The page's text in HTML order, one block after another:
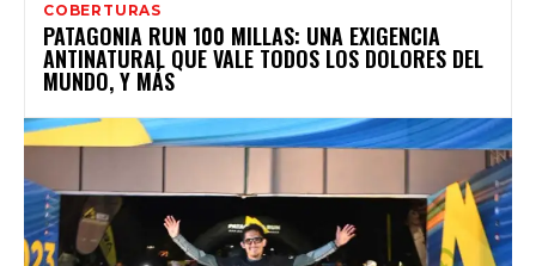
COBERTURAS
PATAGONIA RUN 100 MILLAS: UNA EXIGENCIA
ANTINATURAL QUE VALE TODOS LOS DOLORES DEL
MUNDO, Y MÁS